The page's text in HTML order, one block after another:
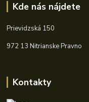
Kde nás nájdete
Prievidzská 150
972 13 Nitrianske Pravno
Kontakty